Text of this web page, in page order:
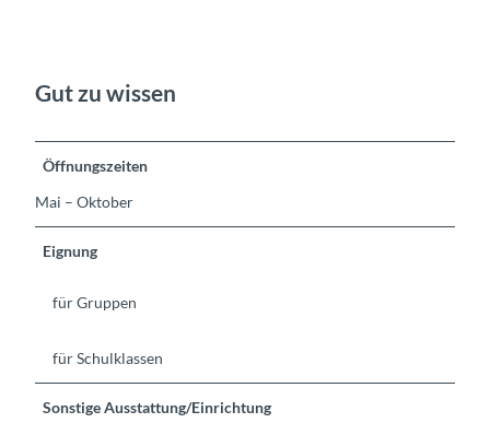
Gut zu wissen
Öffnungszeiten
Mai – Oktober
Eignung
für Gruppen
für Schulklassen
Sonstige Ausstattung/Einrichtung